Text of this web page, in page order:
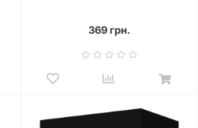
369 грн.